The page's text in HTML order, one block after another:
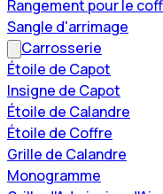
Rangement pour le
Sangle d'arrimage
Carrosserie
Étoile de Capot
Insigne de Capot
Étoile de Calandre
Étoile de Coffre
Grille de Calandre
Monogramme